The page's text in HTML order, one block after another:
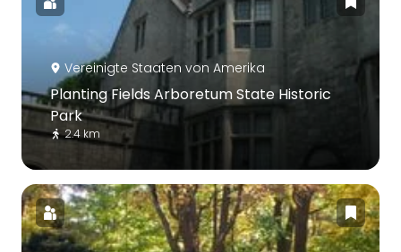
Vereinigte Staaten von Amerika
Planting Fields Arboretum State Historic
Park
2.4 km